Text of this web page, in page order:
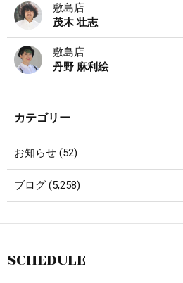
敷島店
茂木 壮志
敷島店
丹野 麻利絵
カテゴリー
お知らせ (52)
ブログ (5,258)
SCHEDULE